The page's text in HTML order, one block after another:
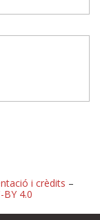
i crèdits –
4.0